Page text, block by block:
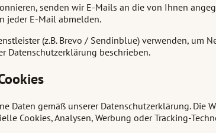
senden wir E-Mails an die von Ihnen
jeder E-Mail abmelden.
(z.B. Brevo / Sendinblue) verwenden, um
Datenschutzerklärung beschrieben.
Daten gemäß unserer Datenschutzerklärung.
Cookies, Analysen, Werbung oder Tracking-